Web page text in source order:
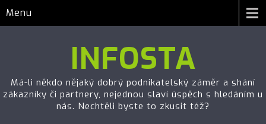
Menu
INFOSTA
Má-li někdo nějaký dobrý podnikatelský záměr a shání
zákazníky či partnery, nejednou slaví úspěch s hledáním u
nás. Nechtěli byste to zkusit též?